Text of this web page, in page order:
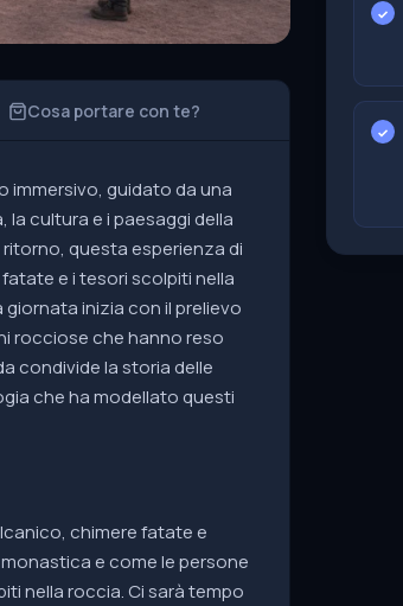
Cosa portare con te?
immersivo, guidato da una
cultura e i paesaggi della
questa esperienza di
e i tesori scolpiti nella
inizia con il prelievo
rocciose che hanno reso
condivide la storia delle
che ha modellato questi
chimere fatate e
e come le persone
nella roccia. Ci sarà tempo